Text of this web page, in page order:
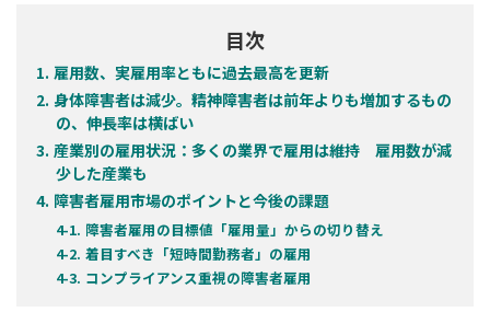
目次
雇用数、実雇用率ともに過去最高を更新
身体障害者は減少。精神障害者は前年よりも増加するもの
の、伸長率は横ばい
産業別の雇用状況：多くの業界で雇用は維持 雇用数が減
少した産業も
障害者雇用市場のポイントと今後の課題
障害者雇用の目標値「雇用量」からの切り替え
着目すべき「短時間勤務者」の雇用
コンプライアンス重視の障害者雇用